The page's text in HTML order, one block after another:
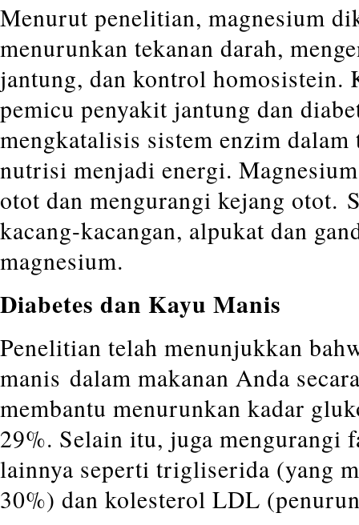
Menurut penelitian, magnesium
menurunkan tekanan darah,
jantung, dan kontrol homosistein.
pemicu penyakit jantung dan
mengkatalisis sistem enzim
nutrisi menjadi energi.
otot dan mengurangi kejang otot.
kacang-kacangan, alpukat dan
magnesium.
Diabetes dan Kayu Manis
Penelitian telah menunjukkan
manis dalam makanan Anda
membantu menurunkan kadar
29%. Selain itu, juga mengurangi
lainnya seperti trigliserida (yang
30%) dan kolesterol LDL